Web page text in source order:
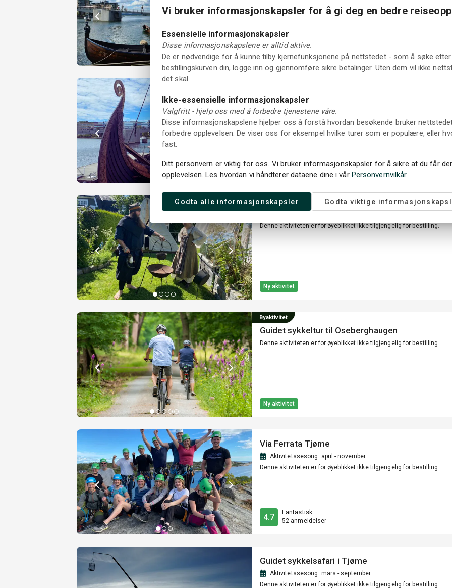
Tilgjengelig i morgen
Ny aktivitet
Legendariske vikingskatter: Privat guidet busstur
4 timer
Neste tilgjengelige dato: 09 aug 2026
Guided Tur
Besøk en viking: Kveld med tapas, fortellinger og
Denne aktiviteten er for øyeblikket ikke tilgjengelig for bestilling.
Ny aktivitet
Byaktivitet
Guidet sykkeltur til Oseberghaugen
Denne aktiviteten er for øyeblikket ikke tilgjengelig for bestilling.
Ny aktivitet
Via Ferrata Tjøme
Aktivitetssesong: april - november
Denne aktiviteten er for øyeblikket ikke tilgjengelig for bestilling.
4.7
Fantastisk
52 anmeldelser
Guidet sykkelsafari i Tjøme
Aktivitetssesong: mars - september
Denne aktiviteten er for øyeblikket ikke tilgjengelig for bestilling.
Vi bruker informasjonskapsler for å gi deg en bedre
Essensielle informasjonskapsler
Disse informasjonskapslene er alltid aktive.
De er nødvendige for å kunne tilby kjernefunksjonene på nettstedet - som å søke
bestillingskurven din, logge inn og gjennomføre sikre betalinger. Uten dem vil ikke
det skal.
Ikke-essensielle informasjonskapsler
Valgfritt - hjelp oss med å forbedre tjenestene våre.
Disse informasjonskapslene hjelper oss å forstå hvordan besøkende bruker
forbedre opplevelsen. De viser oss for eksempel hvilke turer som er populære, eller
fast.
Ditt personvern er viktig for oss. Vi bruker informasjonskapsler for å sikre at du får
opplevelsen. Les hvordan vi håndterer dataene dine i vår Personvernvilkår
Godta alle informasjonskapsler Godta viktige